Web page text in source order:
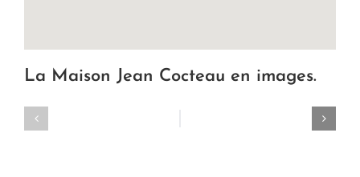
La Maison Jean Cocteau en images.